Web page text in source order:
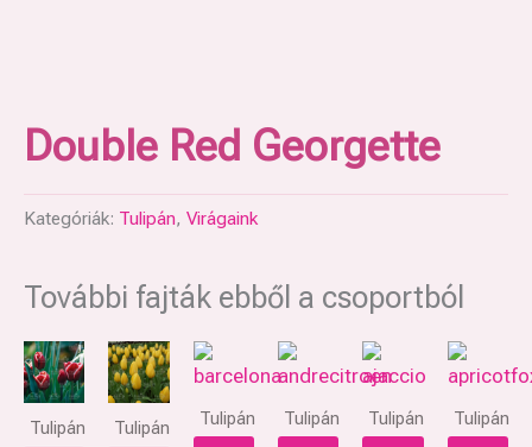
Double Red Georgette
Kategóriák: Tulipán, Virágaink
További fajták ebből a csoportból
Tulipán Tulipán Tulipán Tulipán Tulipán Tulipán